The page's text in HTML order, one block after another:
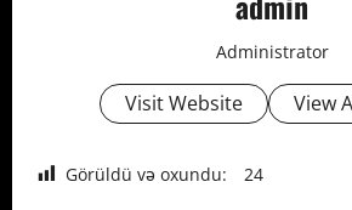
Administrator
Visit Website View
Görüldü və oxundu: 24